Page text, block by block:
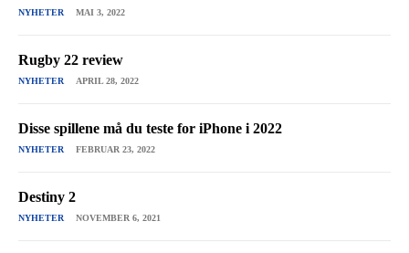
NYHETER MAI 3, 2022
Rugby 22 review
NYHETER APRIL 28, 2022
Disse spillene må du teste for iPhone i 2022
NYHETER FEBRUAR 23, 2022
Destiny 2
NYHETER NOVEMBER 6, 2021